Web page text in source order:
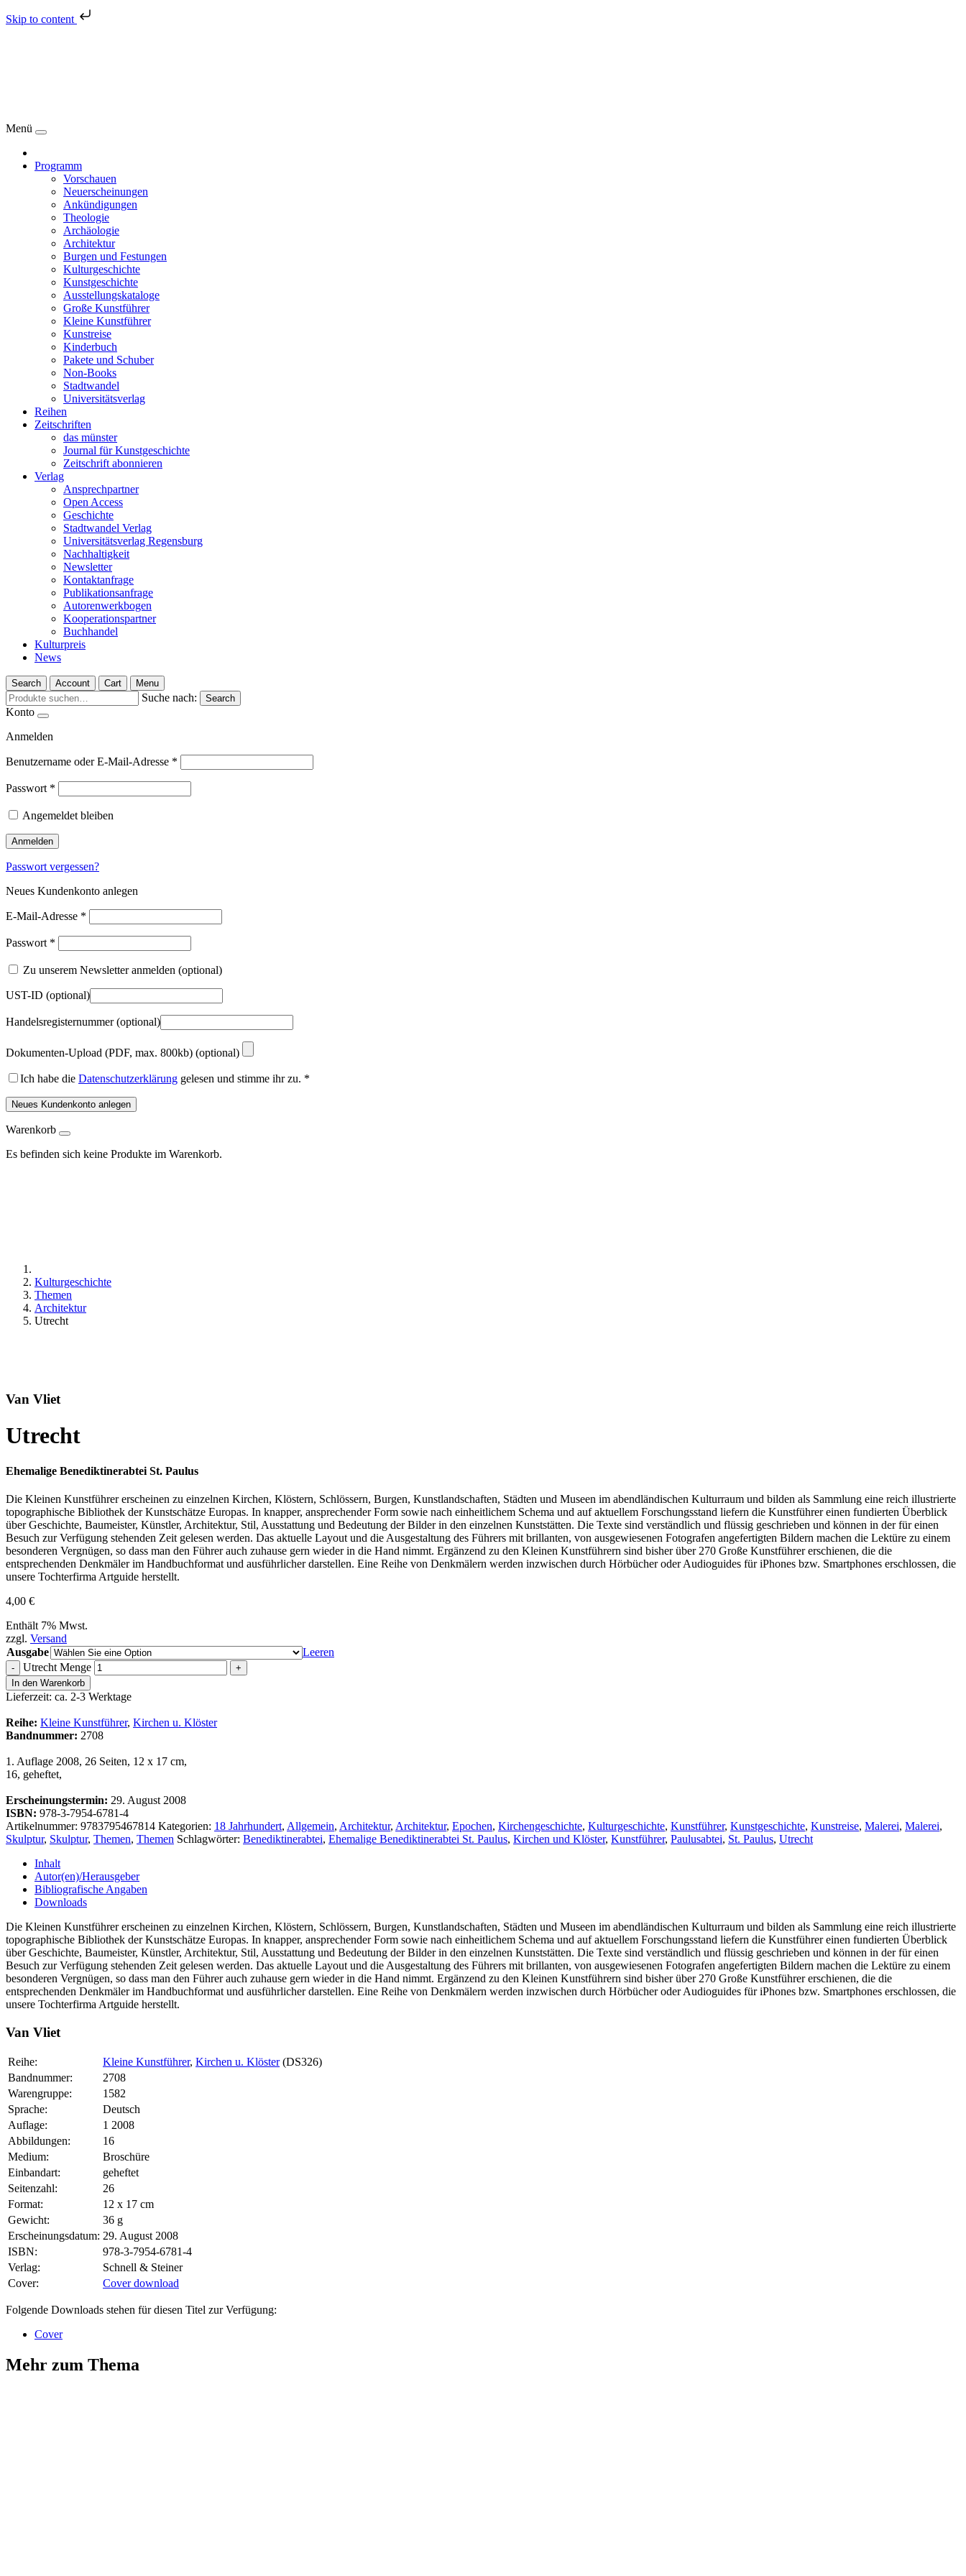
Skip to content
Menü
Programm
Vorschauen
Neuerscheinungen
Ankündigungen
Theologie
Archäologie
Architektur
Burgen und Festungen
Kulturgeschichte
Kunstgeschichte
Ausstellungskataloge
Große Kunstführer
Kleine Kunstführer
Kunstreise
Kinderbuch
Pakete und Schuber
Non-Books
Stadtwandel
Universitätsverlag
Reihen
Zeitschriften
das münster
Journal für Kunstgeschichte
Zeitschrift abonnieren
Verlag
Ansprechpartner
Open Access
Geschichte
Stadtwandel Verlag
Universitätsverlag Regensburg
Nachhaltigkeit
Newsletter
Kontaktanfrage
Publikationsanfrage
Autorenwerkbogen
Kooperationspartner
Buchhandel
Kulturpreis
News
Search Account Cart Menu
Suche nach: Search
Konto
Anmelden
Benutzername oder E-Mail-Adresse *
Passwort *
Angemeldet bleiben
Anmelden
Passwort vergessen?
Neues Kundenkonto anlegen
E-Mail-Adresse *
Passwort *
Zu unserem Newsletter anmelden (optional)
UST-ID (optional)
Handelsregisternummer(optional)
Dokumenten-Upload (PDF, max. 800kb) (optional)
Ich habe die Datenschutzerklärung gelesen und stimme ihr zu. *
Neues Kundenkonto anlegen
Warenkorb
Es befinden sich keine Produkte im Warenkorb.
Kulturgeschichte
Themen
Architektur
Utrecht
Van Vliet
Utrecht
Ehemalige Benediktinerabtei St. Paulus
Die Kleinen Kunstführer erscheinen zu einzelnen Kirchen, Klöstern, Schlössern, Burgen, Kunstlandschaften, Städten und Museen im abendländischen Kulturraum und bilden als Sammlung eine reich illustrierte
topographische Bibliothek der Kunstschätze Europas. In knapper, ansprechender Form sowie nach einheitlichem Schema und auf aktuellem Forschungsstand liefern die Kunstführer einen fundierten Überblick
über Geschichte, Baumeister, Künstler, Architektur, Stil, Ausstattung und Bedeutung der Bilder in den einzelnen Kunststätten. Die Texte sind verständlich und flüssig geschrieben und können in der für einen
Besuch zur Verfügung stehenden Zeit gelesen werden. Das aktuelle Layout und die Ausgestaltung des Führers mit brillanten, von ausgewiesenen Fotografen angefertigten Bildern machen die Lektüre zu einem
besonderen Vergnügen, so dass man den Führer auch zuhause gern wieder in die Hand nimmt. Ergänzend zu den Kleinen Kunstführern sind bisher über 270 Große Kunstführer erschienen, die die
entsprechenden Denkmäler im Handbuchformat und ausführlicher darstellen. Eine Reihe von Denkmälern werden inzwischen durch Hörbücher oder Audioguides für iPhones bzw. Smartphones erschlossen, die
unsere Tochterfirma Artguide herstellt.
4,00 €
Enthält 7% Mwst.
zzgl. Versand
Ausgabe
Leeren
- Utrecht Menge
+
In den Warenkorb
Lieferzeit: ca. 2-3 Werktage
Reihe: Kleine Kunstführer, Kirchen u. Klöster
Bandnummer: 2708
1. Auflage 2008, 26 Seiten, 12 x 17 cm,
16, geheftet,
Erscheinungstermin: 29. August 2008
ISBN: 978-3-7954-6781-4
Artikelnummer: 9783795467814 Kategorien: 18 Jahrhundert, Allgemein, Architektur, Architektur, Epochen, Kirchengeschichte, Kulturgeschichte, Kunstführer, Kunstgeschichte, Kunstreise, Malerei, Malerei,
Skulptur, Skulptur, Themen, Themen Schlagwörter: Benediktinerabtei, Ehemalige Benediktinerabtei St. Paulus, Kirchen und Klöster, Kunstführer, Paulusabtei, St. Paulus, Utrecht
Inhalt
Autor(en)/Herausgeber
Bibliografische Angaben
Downloads
Die Kleinen Kunstführer erscheinen zu einzelnen Kirchen, Klöstern, Schlössern, Burgen, Kunstlandschaften, Städten und Museen im abendländischen Kulturraum und bilden als Sammlung eine reich illustrierte
topographische Bibliothek der Kunstschätze Europas. In knapper, ansprechender Form sowie nach einheitlichem Schema und auf aktuellem Forschungsstand liefern die Kunstführer einen fundierten Überblick
über Geschichte, Baumeister, Künstler, Architektur, Stil, Ausstattung und Bedeutung der Bilder in den einzelnen Kunststätten. Die Texte sind verständlich und flüssig geschrieben und können in der für einen
Besuch zur Verfügung stehenden Zeit gelesen werden. Das aktuelle Layout und die Ausgestaltung des Führers mit brillanten, von ausgewiesenen Fotografen angefertigten Bildern machen die Lektüre zu einem
besonderen Vergnügen, so dass man den Führer auch zuhause gern wieder in die Hand nimmt. Ergänzend zu den Kleinen Kunstführern sind bisher über 270 Große Kunstführer erschienen, die die
entsprechenden Denkmäler im Handbuchformat und ausführlicher darstellen. Eine Reihe von Denkmälern werden inzwischen durch Hörbücher oder Audioguides für iPhones bzw. Smartphones erschlossen, die
unsere Tochterfirma Artguide herstellt.
Van Vliet
Reihe: Kleine Kunstführer, Kirchen u. Klöster(DS326)
Bandnummer:
2708
Warengruppe:
1582
Sprache:
Deutsch
Auflage:
1 2008
Abbildungen:
16
Medium:
Broschüre
Einbandart:
geheftet
Seitenzahl:
26
Format:
12 x 17 cm
Gewicht:
36 g
Erscheinungsdatum: 29. August 2008
ISBN:
978-3-7954-6781-4
Verlag:
Schnell & Steiner
Cover:
Cover download
Folgende Downloads stehen für diesen Titel zur Verfügung:
Cover
Mehr zum Thema